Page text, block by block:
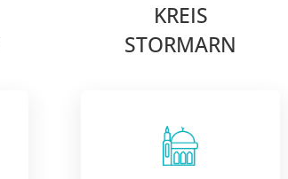
KREIS
STORMARN